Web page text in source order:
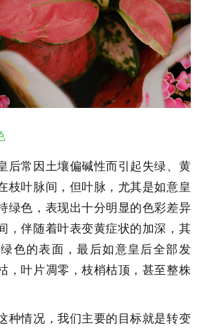
后常因土壤偏碱性而引起失绿、黄
枝叶脉间，但叶脉，尤其是如意皇
绿色，表现出十分明显的色彩差异
，伴随着叶表变黄症状的加深，其
色的表面，最后如意皇后全部发
，叶片凋零，枝梢枯顶，甚至整株
种情况，我们主要的目标就是转变